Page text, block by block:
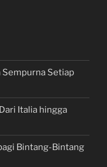
Sempurna Setiap
Italia hingga
Bintang-Bintang